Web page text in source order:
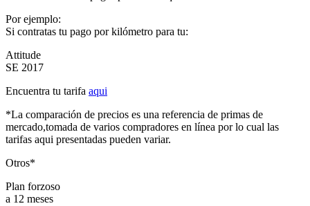
Por ejemplo:
Si contratas tu pago por kilómetro para tu:
Attitude
SE 2017
Encuentra tu tarifa aqui
*La comparación de precios es una referencia de primas de
mercado,tomada de varios compradores en línea por lo cual las
tarifas aqui presentadas pueden variar.
Otros*
Plan forzoso
a 12 meses